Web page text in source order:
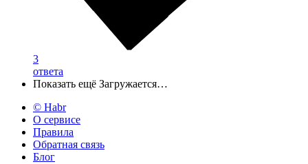
3
ответа
Показать ещё Загружается…
© Habr
О сервисе
Правила
Обратная связь
Блог